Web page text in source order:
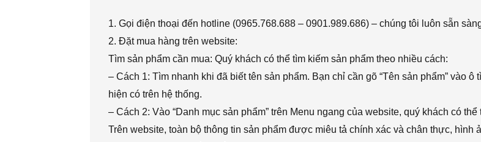
1. Gọi điện thoại đến hotline (0965.768.688 – 0901.989.686) – chúng tôi luôn sẵn
2. Đặt mua hàng trên website:
Tìm sản phẩm cần mua: Quý khách có thể tìm kiếm sản phẩm theo nhiều cách:
– Cách 1: Tìm nhanh khi đã biết tên sản phẩm. Bạn chỉ cần gõ “Tên sản phẩm” vào
hiện có trên hệ thống.
– Cách 2: Vào “Danh mục sản phẩm” trên Menu ngang của website, quý khách có
Trên website, toàn bộ thông tin sản phẩm được miêu tả chính xác và chân thực,